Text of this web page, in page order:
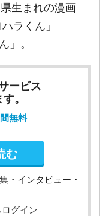
生まれの漫画
ラくん」
」。
ービス
。
無料
む
・インタビュー・
グイン